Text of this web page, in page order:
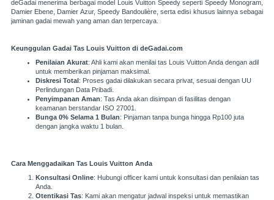
deGadai menerima berbagai model Louis Vuitton Speedy seperti Speedy Monogram,
Damier Ebene, Damier Azur, Speedy Bandoulière, serta edisi khusus lainnya sebagai
jaminan gadai mewah yang aman dan terpercaya.
Keunggulan Gadai Tas Louis Vuitton di deGadai.com
Penilaian Akurat: Ahli kami akan menilai tas Louis Vuitton Anda dengan adil
untuk memberikan pinjaman maksimal.
Diskresi Total: Proses gadai dilakukan secara privat, sesuai dengan UU
Perlindungan Data Pribadi.
Penyimpanan Aman: Tas Anda akan disimpan di fasilitas dengan
keamanan berstandar ISO 27001.
Bunga 0% Selama 1 Bulan: Pinjaman tanpa bunga hingga Rp100 juta
dengan jangka waktu 1 bulan.
Cara Menggadaikan Tas Louis Vuitton Anda
Konsultasi Online: Hubungi officer kami untuk konsultasi dan penilaian tas
Anda.
Otentikasi Tas: Kami akan mengatur jadwal inspeksi untuk memastikan